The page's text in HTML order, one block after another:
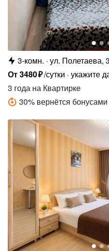
3-комн. ул. Полетаева,
От3480₽/сутки укажите
3 года на Квартирке
30% вернётся бонусами